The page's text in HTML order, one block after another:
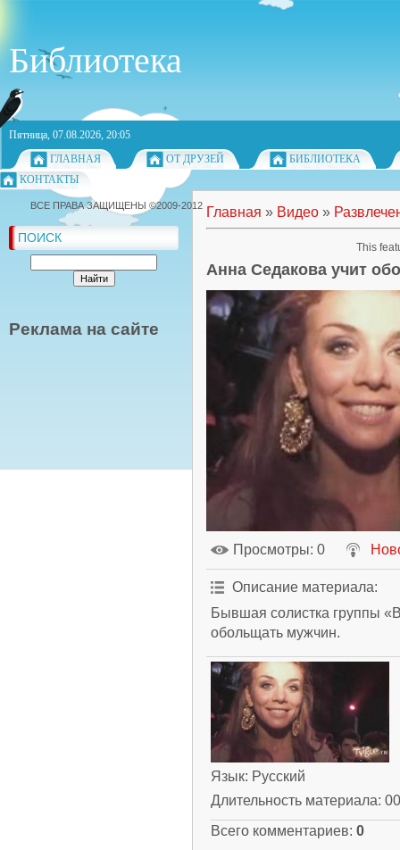
Библиотека
Пятница, 07.08.2026, 20:05
ГЛАВНАЯ
ОТ ДРУЗЕЙ
БИБЛИОТЕКА
КОНТАКТЫ
ПОИСК
Реклама на сайте
Главная » Видео »
Анна Седакова учит
Просмотры: 0
Описание материала:
Бывшая солистка группы
обольщать мужчин.
Язык: Русский
Длительность материала:
Всего комментариев: 0
ВСЕ ПРАВА ЗАЩИЩЕНЫ ©2009-2012
This